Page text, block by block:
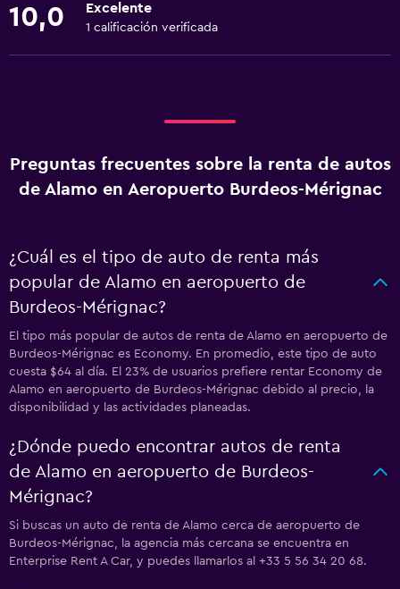
10,0 Excelente
1 calificación verificada
Preguntas frecuentes sobre la renta de autos
de Alamo en Aeropuerto Burdeos-Mérignac
¿Cuál es el tipo de auto de renta más
popular de Alamo en aeropuerto de
Burdeos-Mérignac?
El tipo más popular de autos de renta de Alamo en aeropuerto de
Burdeos-Mérignac es Economy. En promedio, este tipo de auto
cuesta $64 al día. El 23% de usuarios prefiere rentar Economy de
Alamo en aeropuerto de Burdeos-Mérignac debido al precio, la
disponibilidad y las actividades planeadas.
¿Dónde puedo encontrar autos de renta
de Alamo en aeropuerto de Burdeos-
Mérignac?
Si buscas un auto de renta de Alamo cerca de aeropuerto de
Burdeos-Mérignac, la agencia más cercana se encuentra en
Enterprise Rent A Car, y puedes llamarlos al +33 5 56 34 20 68.